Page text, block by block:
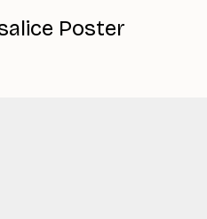
Poster